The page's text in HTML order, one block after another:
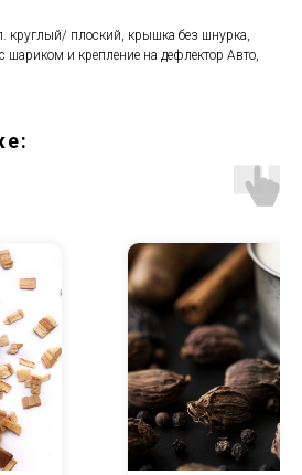
круглый/ плоский, крышка без шнурка,
шариком и крепление на дефлектор Авто,